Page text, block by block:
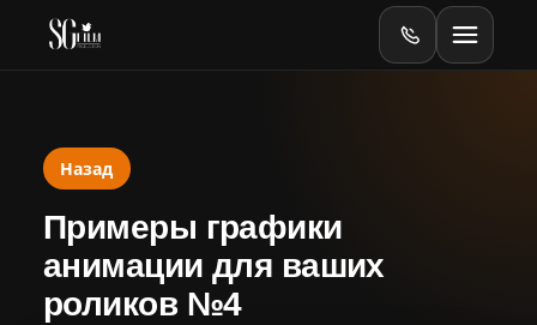
Главная
Оборудование
Online
Назад
Примеры графики
анимации для ваших
роликов №4